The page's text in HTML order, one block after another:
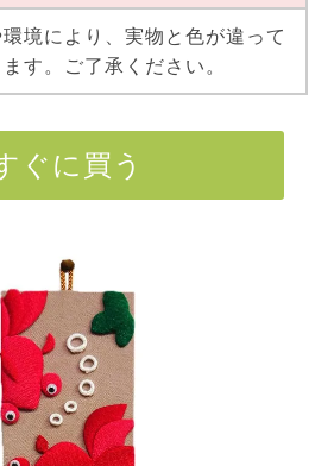
境により、実物と色が違って
す。ご了承ください。
ぐに買う